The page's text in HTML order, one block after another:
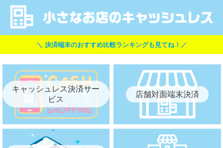
＼ 決済端末のおすすめ比較ランキングも見てね！／
キャッシュレス決済サー
ビス
店舗対面端末決済